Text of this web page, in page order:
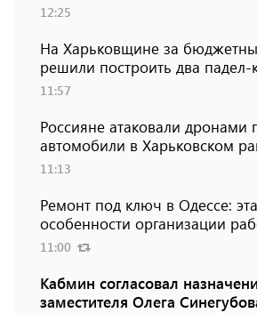
12:25
На Харьковщине за
решили построить два падел-
11:57
Россияне атаковали дронами
автомобили в Харьковском
11:13
Ремонт под ключ в Одессе:
особенности организации
11:00
Кабмин согласовал
заместителя Олега